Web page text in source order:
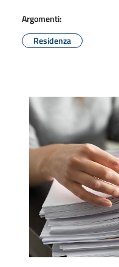
Argomenti:
Residenza